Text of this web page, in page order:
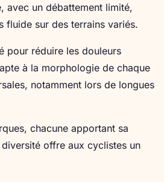
avec un débattement limité,
fluide sur des terrains variés.
pour réduire les douleurs
à la morphologie de chaque
notamment lors de longues
chacune apportant sa
offre aux cyclistes un